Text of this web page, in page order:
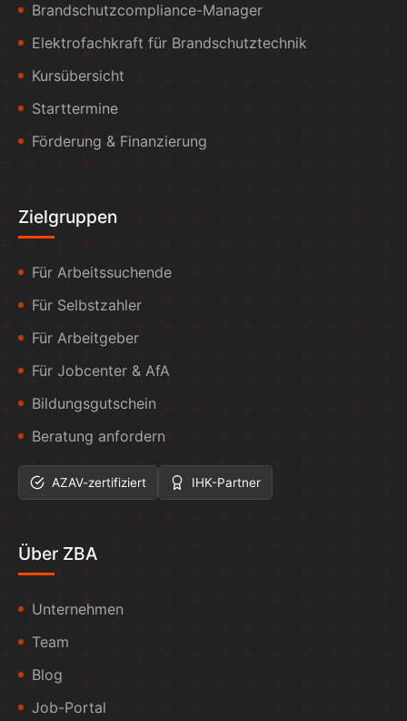
Brandschutzcompliance-Manager
Elektrofachkraft für Brandschutztechnik
Kursübersicht
Starttermine
Förderung & Finanzierung
Zielgruppen
Für Arbeitssuchende
Für Selbstzahler
Für Arbeitgeber
Für Jobcenter & AfA
Bildungsgutschein
Beratung anfordern
AZAV-zertifiziert IHK-Partner
Über ZBA
Unternehmen
Team
Blog
Job-Portal